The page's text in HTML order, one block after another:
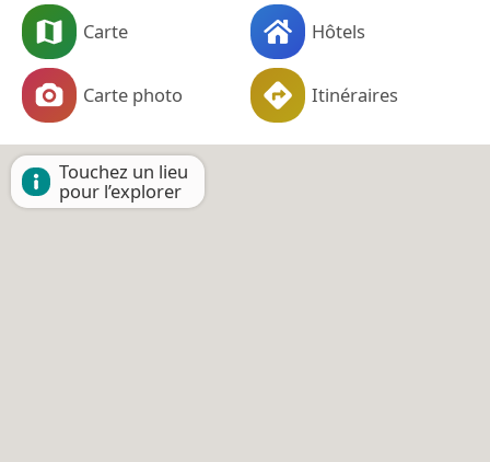
Carte Hôtels
Carte photo Itinéraires
Touchez un lieu
pour l’explorer